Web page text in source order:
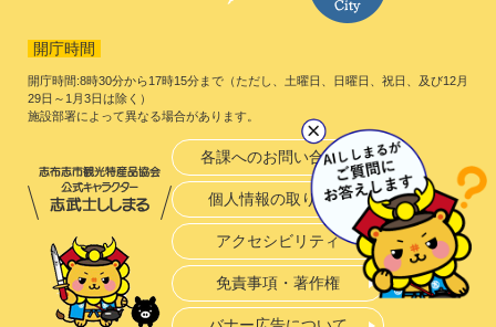
開庁時間
開庁時間:8時30分から17時15分まで（ただし、土曜日、日曜日、祝日、及び12月
29日～1月3日は除く）
施設部署によって異なる場合があります。
各課へのお問い合わせ
個人情報の取り扱い
アクセシビリティ
免責事項・著作権